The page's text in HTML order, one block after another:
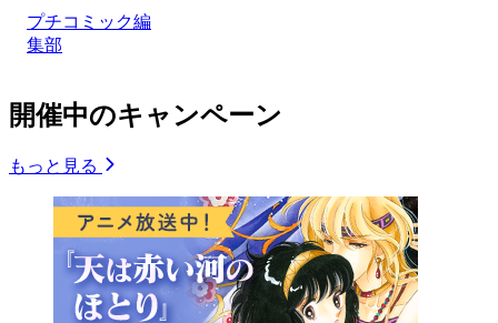
プチコミック編
集部
開催中のキャンペーン
もっと見る